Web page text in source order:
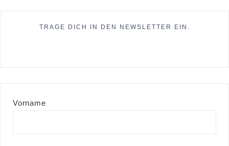
TRAGE DICH IN DEN NEWSLETTER EIN.
Vorname